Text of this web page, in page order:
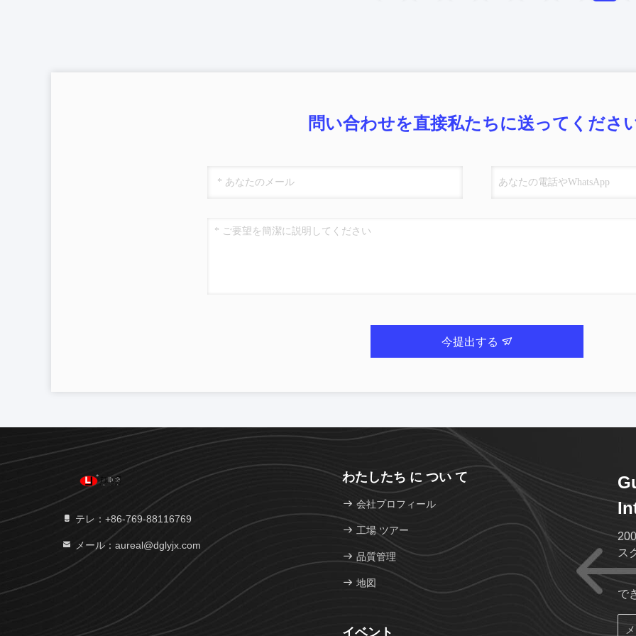
問い合わせを直接私たちに送ってくださ
今提出する
テレ：+86-769-88116769
メール：aureal@dglyjx.com
わたしたち に つい て
会社プロフィール
工場 ツアー
品質管理
地図
イベント
ス
で